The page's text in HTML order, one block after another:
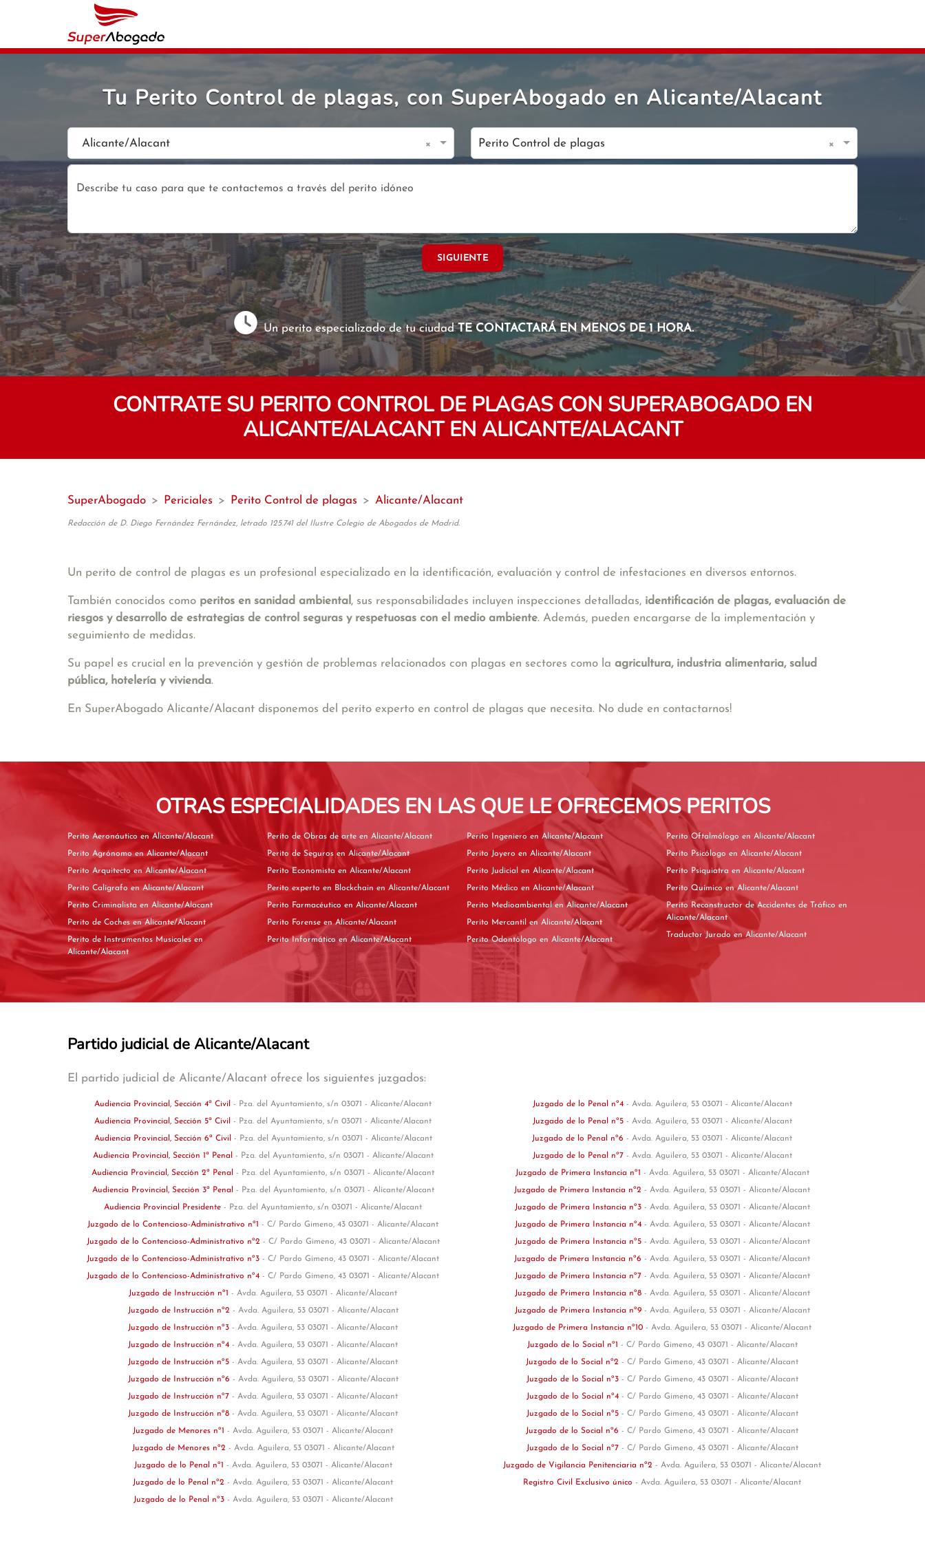
Tu Perito Control de plagas, con SuperAbogado en Alicante/Alacant
Alicante/Alacant × Perito Control de plagas ×
SIGUIENTE
Un perito especializado de tu ciudadTE CONTACTARÁ EN MENOS DE 1 HORA.
CONTRATE SU PERITO CONTROL DE PLAGAS CON SUPERABOGADO EN
ALICANTE/ALACANT EN ALICANTE/ALACANT
SuperAbogado > Periciales > Perito Control de plagas > Alicante/Alacant
Redacción de D. Diego Fernández Fernández, letrado 125.741 del Ilustre Colegio de Abogados de Madrid.
Un perito de control de plagas es un profesional especializado en la identificación, evaluación y control de infestaciones en diversos entornos.
También conocidos como peritos en sanidad ambiental , sus responsabilidades incluyen inspecciones detalladas, identificación de plagas, evaluación de
riesgos y desarrollo de estrategias de control seguras y respetuosas con el medio ambiente. Además, pueden encargarse de la implementación y
seguimiento de medidas.
Su papel es crucial en la prevención y gestión de problemas relacionados con plagas en sectores como la agricultura, industria alimentaria, salud
pública, hotelería y vivienda.
En SuperAbogado Alicante/Alacant disponemos del perito experto en control de plagas que necesita. No dude en contactarnos!
OTRAS ESPECIALIDADES EN LAS QUE LE OFRECEMOS PERITOS
Perito Aeronáutico en Alicante/Alacant
Perito Agrónomo en Alicante/Alacant
Perito Arquitecto en Alicante/Alacant
Perito Calígrafo en Alicante/Alacant
Perito Criminalista en Alicante/Alacant
Perito de Coches en Alicante/Alacant
Perito de Instrumentos Musicales en
Alicante/Alacant
Perito de Obras de arte en Alicante/Alacant
Perito de Seguros en Alicante/Alacant
Perito Economista en Alicante/Alacant
Perito experto en Blockchain en Alicante/Alacant
Perito Farmacéutico en Alicante/Alacant
Perito Forense en Alicante/Alacant
Perito Informático en Alicante/Alacant
Perito Ingeniero en Alicante/Alacant
Perito Joyero en Alicante/Alacant
Perito Judicial en Alicante/Alacant
Perito Médico en Alicante/Alacant
Perito Medioambiental en Alicante/Alacant
Perito Mercantil en Alicante/Alacant
Perito Odontólogo en Alicante/Alacant
Perito Oftalmólogo en Alicante/Alacant
Perito Psicólogo en Alicante/Alacant
Perito Psiquiatra en Alicante/Alacant
Perito Químico en Alicante/Alacant
Perito Reconstructor de Accidentes de Tráfico en
Alicante/Alacant
Traductor Jurado en Alicante/Alacant
Partido judicial de Alicante/Alacant
El partido judicial de Alicante/Alacant ofrece los siguientes juzgados:
Audiencia Provincial, Sección 4ª Civil - Pza. del Ayuntamiento, s/n 03071 - Alicante/Alacant
Audiencia Provincial, Sección 5ª Civil - Pza. del Ayuntamiento, s/n 03071 - Alicante/Alacant
Audiencia Provincial, Sección 6ª Civil - Pza. del Ayuntamiento, s/n 03071 - Alicante/Alacant
Audiencia Provincial, Sección 1ª Penal - Pza. del Ayuntamiento, s/n 03071 - Alicante/Alacant
Audiencia Provincial, Sección 2ª Penal - Pza. del Ayuntamiento, s/n 03071 - Alicante/Alacant
Audiencia Provincial, Sección 3ª Penal - Pza. del Ayuntamiento, s/n 03071 - Alicante/Alacant
Audiencia Provincial Presidente - Pza. del Ayuntamiento, s/n 03071 - Alicante/Alacant
Juzgado de lo Contencioso-Administrativo nº1 - C/ Pardo Gimeno, 43 03071 - Alicante/Alacant
Juzgado de lo Contencioso-Administrativo nº2 - C/ Pardo Gimeno, 43 03071 - Alicante/Alacant
Juzgado de lo Contencioso-Administrativo nº3 - C/ Pardo Gimeno, 43 03071 - Alicante/Alacant
Juzgado de lo Contencioso-Administrativo nº4 - C/ Pardo Gimeno, 43 03071 - Alicante/Alacant
Juzgado de Instrucción nº1 - Avda. Aguilera, 53 03071 - Alicante/Alacant
Juzgado de Instrucción nº2 - Avda. Aguilera, 53 03071 - Alicante/Alacant
Juzgado de Instrucción nº3 - Avda. Aguilera, 53 03071 - Alicante/Alacant
Juzgado de Instrucción nº4 - Avda. Aguilera, 53 03071 - Alicante/Alacant
Juzgado de Instrucción nº5 - Avda. Aguilera, 53 03071 - Alicante/Alacant
Juzgado de Instrucción nº6 - Avda. Aguilera, 53 03071 - Alicante/Alacant
Juzgado de Instrucción nº7 - Avda. Aguilera, 53 03071 - Alicante/Alacant
Juzgado de Instrucción nº8 - Avda. Aguilera, 53 03071 - Alicante/Alacant
Juzgado de Menores nº1 - Avda. Aguilera, 53 03071 - Alicante/Alacant
Juzgado de Menores nº2 - Avda. Aguilera, 53 03071 - Alicante/Alacant
Juzgado de lo Penal nº1 - Avda. Aguilera, 53 03071 - Alicante/Alacant
Juzgado de lo Penal nº2 - Avda. Aguilera, 53 03071 - Alicante/Alacant
Juzgado de lo Penal nº3 - Avda. Aguilera, 53 03071 - Alicante/Alacant
Juzgado de lo Penal nº4 - Avda. Aguilera, 53 03071 - Alicante/Alacant
Juzgado de lo Penal nº5 - Avda. Aguilera, 53 03071 - Alicante/Alacant
Juzgado de lo Penal nº6 - Avda. Aguilera, 53 03071 - Alicante/Alacant
Juzgado de lo Penal nº7 - Avda. Aguilera, 53 03071 - Alicante/Alacant
Juzgado de Primera Instancia nº1 - Avda. Aguilera, 53 03071 - Alicante/Alacant
Juzgado de Primera Instancia nº2 - Avda. Aguilera, 53 03071 - Alicante/Alacant
Juzgado de Primera Instancia nº3 - Avda. Aguilera, 53 03071 - Alicante/Alacant
Juzgado de Primera Instancia nº4 - Avda. Aguilera, 53 03071 - Alicante/Alacant
Juzgado de Primera Instancia nº5 - Avda. Aguilera, 53 03071 - Alicante/Alacant
Juzgado de Primera Instancia nº6 - Avda. Aguilera, 53 03071 - Alicante/Alacant
Juzgado de Primera Instancia nº7 - Avda. Aguilera, 53 03071 - Alicante/Alacant
Juzgado de Primera Instancia nº8 - Avda. Aguilera, 53 03071 - Alicante/Alacant
Juzgado de Primera Instancia nº9 - Avda. Aguilera, 53 03071 - Alicante/Alacant
Juzgado de Primera Instancia nº10 - Avda. Aguilera, 53 03071 - Alicante/Alacant
Juzgado de lo Social nº1 - C/ Pardo Gimeno, 43 03071 - Alicante/Alacant
Juzgado de lo Social nº2 - C/ Pardo Gimeno, 43 03071 - Alicante/Alacant
Juzgado de lo Social nº3 - C/ Pardo Gimeno, 43 03071 - Alicante/Alacant
Juzgado de lo Social nº4 - C/ Pardo Gimeno, 43 03071 - Alicante/Alacant
Juzgado de lo Social nº5 - C/ Pardo Gimeno, 43 03071 - Alicante/Alacant
Juzgado de lo Social nº6 - C/ Pardo Gimeno, 43 03071 - Alicante/Alacant
Juzgado de lo Social nº7 - C/ Pardo Gimeno, 43 03071 - Alicante/Alacant
Juzgado de Vigilancia Penitenciaria nº2 - Avda. Aguilera, 53 03071 - Alicante/Alacant
Registro Civil Exclusivo único - Avda. Aguilera, 53 03071 - Alicante/Alacant